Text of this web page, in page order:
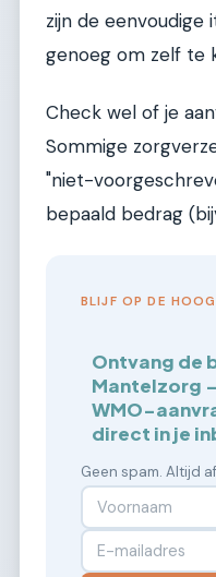
zijn de eenvoudige
genoeg om zelf te
Check wel of je
Sommige
"niet-
bepaald bedrag
BLIJF OP DE
Ontvang de
Mantelzorg
WMO-
direct in je
Geen spam. Altijd